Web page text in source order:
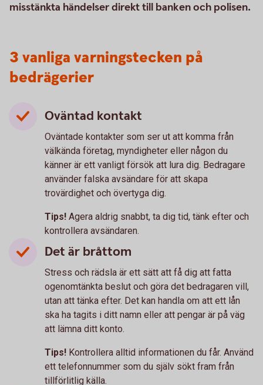
misstänkta händelser direkt till banken och polisen.
3 vanliga varningstecken på
bedrägerier
Oväntad kontakt
Oväntade kontakter som ser ut att komma från
välkända företag, myndigheter eller någon du
känner är ett vanligt försök att lura dig. Bedragare
använder falska avsändare för att skapa
trovärdighet och övertyga dig.
Tips! Agera aldrig snabbt, ta dig tid, tänk efter och
kontrollera avsändaren.
Det är bråttom
Stress och rädsla är ett sätt att få dig att fatta
ogenomtänkta beslut och göra det bedragaren vill,
utan att tänka efter. Det kan handla om att ett lån
ska ha tagits i ditt namn eller att pengar är på väg
att lämna ditt konto.
Tips! Kontrollera alltid informationen du får. Använd
ett telefonnummer som du själv sökt fram från
tillförlitlig källa.